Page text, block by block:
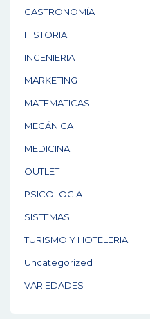
GASTRONOMÍA
HISTORIA
INGENIERIA
MARKETING
MATEMATICAS
MECÁNICA
MEDICINA
OUTLET
PSICOLOGIA
SISTEMAS
TURISMO Y HOTELERIA
Uncategorized
VARIEDADES